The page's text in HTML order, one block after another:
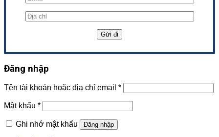
Đăng nhập
Tên tài khoản hoặc địa chỉ email *
Mật khẩu *
Ghi nhớ mật khẩu Đăng nhập